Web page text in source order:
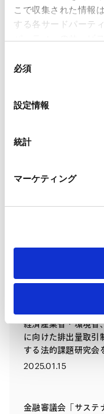
こで収集された情報
する各サードパーテ
ことがあります。
Google Analytics利用
Marketo
LinkedIn プライバシ
HubSpot プライバシ
必須
設定情報
統計
マーケティング
に関する金融インフ
係る検討会（第6回
環境省、「CFP（カ
針 2025年版（案）
2025.01.28
経済産業省・環境省
に向けた排出量取引
する法的課題研究会
2025.01.15
金融審議会「サステ